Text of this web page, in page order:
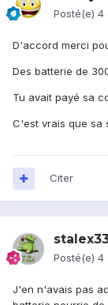
Posté(e) 4
D'accord merci
Des batterie de
Tu avait payé sa
C'est vrais que sa
Citer
Posté(e) 4
J'en n'avais pas